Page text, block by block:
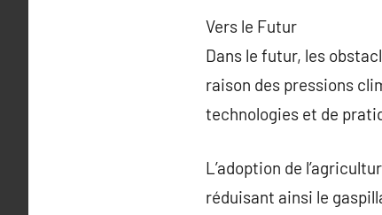
Vers le Futur
Dans le futur, les
raison des pressions
technologies et de
L’adoption de
réduisant ainsi le